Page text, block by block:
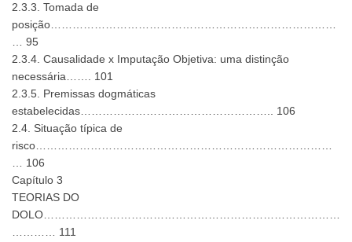
2.3.3. Tomada de
posição……………………………………………………………………
… 95
2.3.4. Causalidade x Imputação Objetiva: uma distinção
necessária……. 101
2.3.5. Premissas dogmáticas
estabelecidas…………………………………………….. 106
2.4. Situação típica de
risco………………………………………………………………………
… 106
Capítulo 3
TEORIAS DO
DOLO………………………………………………………………………
………… 111